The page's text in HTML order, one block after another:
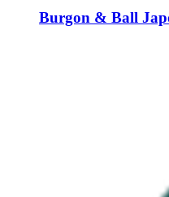
Burgon & Ball